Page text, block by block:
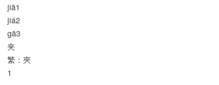
jiā1
jiá2
gā3
夹
繁：夾
1